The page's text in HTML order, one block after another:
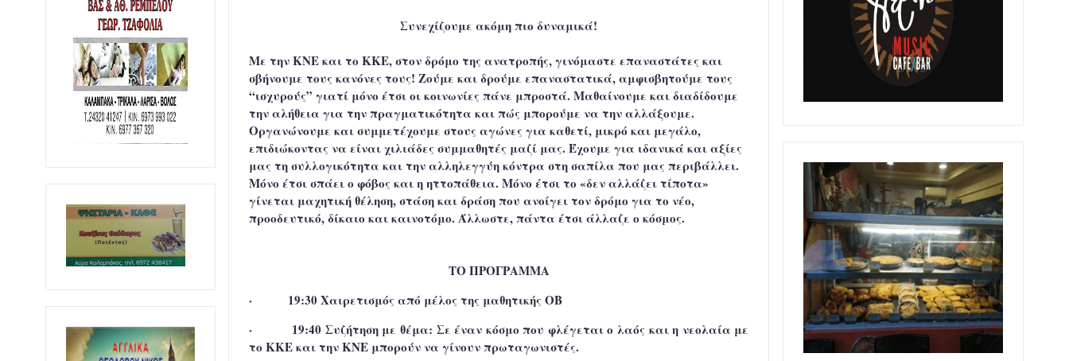
Συνεχίζουμε ακόμη πιο δυναμικά!
Με την ΚΝΕ και το ΚΚΕ, στον δρόμο της ανατροπής, γινόμαστε επαναστάτες και
σβήνουμε τους κανόνες τους! Ζούμε και δρούμε επαναστατικά, αμφισβητούμε τους
“ισχυρούς” γιατί μόνο έτσι οι κοινωνίες πάνε μπροστά. Μαθαίνουμε και διαδίδουμε
την αλήθεια για την πραγματικότητα και πώς μπορούμε να την αλλάξουμε.
Οργανώνουμε και συμμετέχουμε στους αγώνες για καθετί, μικρό και μεγάλο,
επιδιώκοντας να είναι χιλιάδες συμμαθητές μαζί μας. Έχουμε για ιδανικά και αξίες
μας τη συλλογικότητα και την αλληλεγγύη κόντρα στη σαπίλα που μας περιβάλλει.
Μόνο έτσι σπάει ο φόβος και η ηττοπάθεια. Μόνο έτσι το «δεν αλλάζει τίποτα»
γίνεται μαχητική θέληση, στάση και δράση που ανοίγει τον δρόμο για το νέο,
προοδευτικό, δίκαιο και καινοτόμο. Άλλωστε, πάντα έτσι άλλαζε ο κόσμος.
ΤΟ ΠΡΟΓΡΑΜΜΑ
·
19:30 Χαιρετισμός από μέλος της μαθητικής ΟΒ
·
19:40 Συζήτησημε θέμα: Σε έναν κόσμο που φλέγεται ο λαός και η νεολαία με
το ΚΚΕ και την ΚΝΕ μπορούν να γίνουν πρωταγωνιστές.